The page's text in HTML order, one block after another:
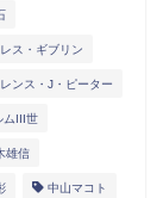
レス・ギブリン
ンス・J・ピーター
ムIII世
雄信
中山マコト